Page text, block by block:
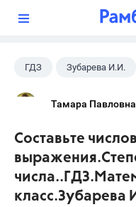
ГДЗ Зубарева И.И.
5 класс
Тамара Павловна
Составьте
класс.Зубарева